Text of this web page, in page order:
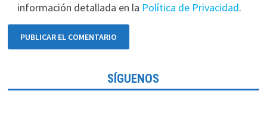
información detallada en la Política de Privacidad.
SÍGUENOS